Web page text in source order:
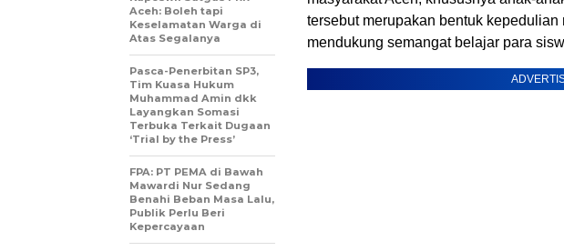
tersebut merupakan bentuk
mendukung semangat belajar para
Aceh: Boleh tapi
Keselamatan Warga di
Atas Segalanya
Pasca-Penerbitan SP3,
Tim Kuasa Hukum
Muhammad Amin dkk
Layangkan Somasi
Terbuka Terkait Dugaan
‘Trial by the Press’
FPA: PT PEMA di Bawah
Mawardi Nur Sedang
Benahi Beban Masa Lalu,
Publik Perlu Beri
Kepercayaan